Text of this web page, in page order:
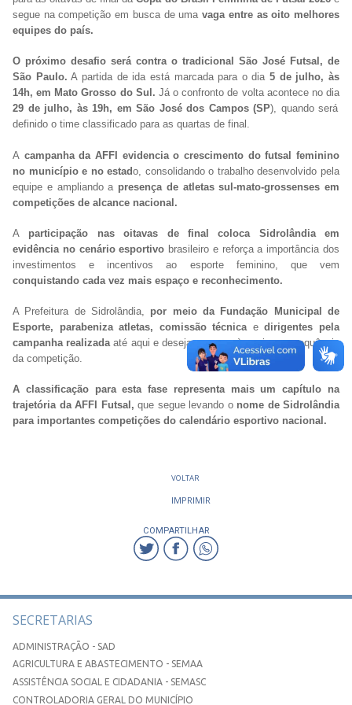
segue na competição em busca de umavaga entre as oito melhores
equipes do país.
O próximo desafio será contra o tradicional São José Futsal, de
São Paulo. A partida de ida está marcada para o dia5 de julho, às
14h, em Mato Grosso do Sul. Já o confronto de volta acontece no dia
29 de julho, às 19h, em São José dos Campos (SP), quando será
definido o time classificado para as quartas de final.
A campanha da AFFI evidencia o crescimento do futsal feminino
no município e no estado, consolidando o trabalho desenvolvido pela
equipe e ampliando a presença de atletas sul-mato-grossenses em
competições de alcance nacional.
A participação nas oitavas de final coloca Sidrolândia em
evidência no cenário esportivo brasileiro e reforça a importância dos
investimentos e incentivos ao esporte feminino, que vem
conquistando cada vez mais espaço e reconhecimento.
A Prefeitura de Sidrolândia, por meio da Fundação Municipal de
Esporte, parabeniza atletas, comissão técnica edirigentes pela
campanha realizadaaté aqui e deseja sucesso à equipe na sequência
da competição.
A classificação para esta fase representa mais um capítulo na
trajetória da AFFI Futsal, que segue levando o nome de Sidrolândia
para importantes competições do calendário esportivo nacional.
VOLTAR
IMPRIMIR
COMPARTILHAR
SECRETARIAS
ADMINISTRAÇÃO - SAD
AGRICULTURA E ABASTECIMENTO - SEMAA
ASSISTÊNCIA SOCIAL E CIDADANIA - SEMASC
CONTROLADORIA GERAL DO MUNICÍPIO